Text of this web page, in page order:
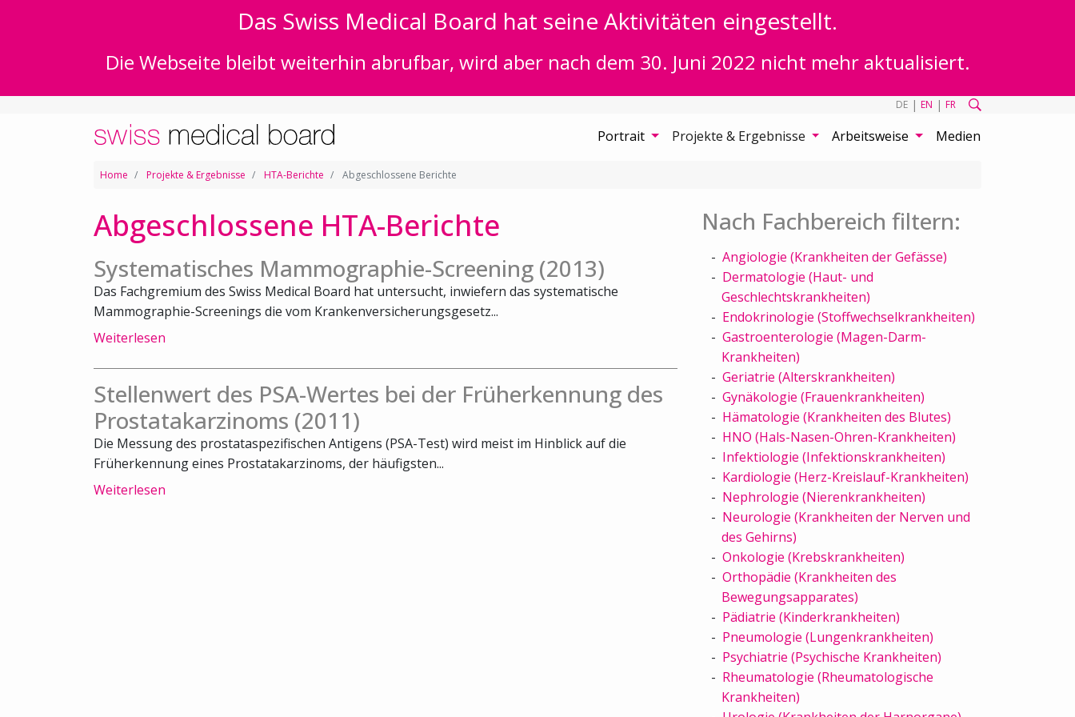
Das Swiss Medical Board hat seine Aktivitäten eingestellt.
Die Webseite bleibt weiterhin abrufbar, wird aber nach dem 30. Juni 2022 nicht mehr aktualisiert.
DE | EN | FR
Portrait Projekte & Ergebnisse Arbeitsweise Medien
Home Projekte & Ergebnisse HTA-Berichte Abgeschlossene Berichte
Abgeschlossene HTA-Berichte
Systematisches Mammographie-Screening (2013)
Das Fachgremium des Swiss Medical Board hat untersucht, inwiefern das systematische
Mammographie-Screenings die vom Krankenversicherungsgesetz...
Weiterlesen
Stellenwert des PSA-Wertes bei der Früherkennung des
Prostatakarzinoms (2011)
Die Messung des prostataspezifischen Antigens (PSA-Test) wird meist im Hinblick auf die
Früherkennung eines Prostatakarzinoms, der häufigsten...
Weiterlesen
Nach Fachbereich filtern:
Angiologie (Krankheiten der Gefässe)
Dermatologie (Haut- und
Geschlechtskrankheiten)
Endokrinologie (Stoffwechselkrankheiten)
Gastroenterologie (Magen-Darm-
Krankheiten)
Geriatrie (Alterskrankheiten)
Gynäkologie (Frauenkrankheiten)
Hämatologie (Krankheiten des Blutes)
HNO (Hals-Nasen-Ohren-Krankheiten)
Infektiologie (Infektionskrankheiten)
Kardiologie (Herz-Kreislauf-Krankheiten)
Nephrologie (Nierenkrankheiten)
Neurologie (Krankheiten der Nerven und
des Gehirns)
Onkologie (Krebskrankheiten)
Orthopädie (Krankheiten des
Bewegungsapparates)
Pädiatrie (Kinderkrankheiten)
Pneumologie (Lungenkrankheiten)
Psychiatrie (Psychische Krankheiten)
Rheumatologie (Rheumatologische
Krankheiten)